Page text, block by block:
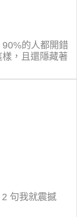
90%的人都開錯
，且還隱藏著
句我就震撼